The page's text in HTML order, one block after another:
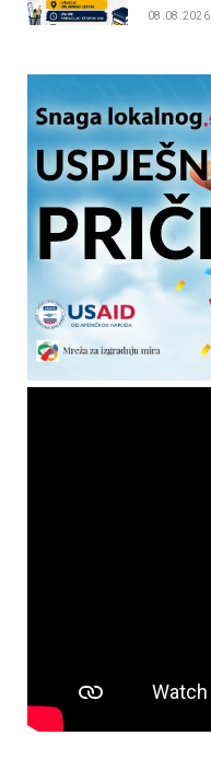
08.08.2026